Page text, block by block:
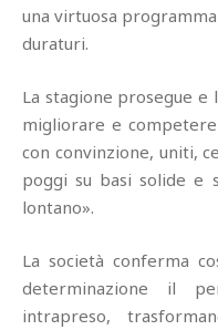
una virtuosa
duraturi.
La stagione prosegue e
migliorare e
con convinzione, uniti,
poggi su basi solide e
lontano».
La società conferma
determinazione il
intrapreso,